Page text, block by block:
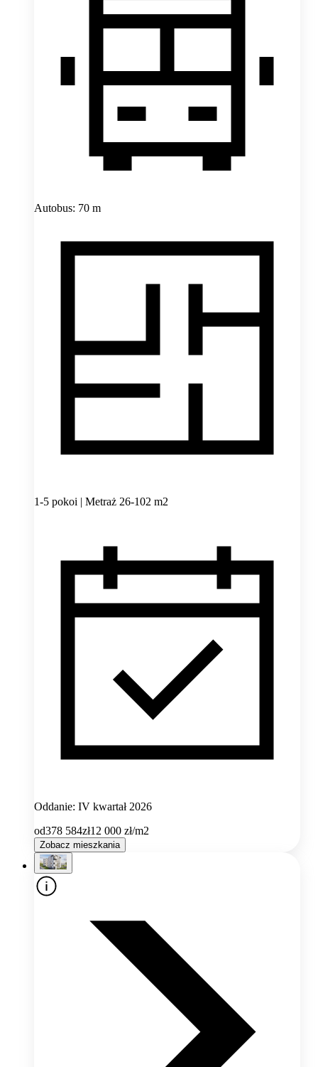
Autobus: 70 m
1-5 pokoi | Metraż 26-102 m2
Oddanie: IV kwartał 2026
od378 584zł12 000 zł/m2
Zobacz mieszkania